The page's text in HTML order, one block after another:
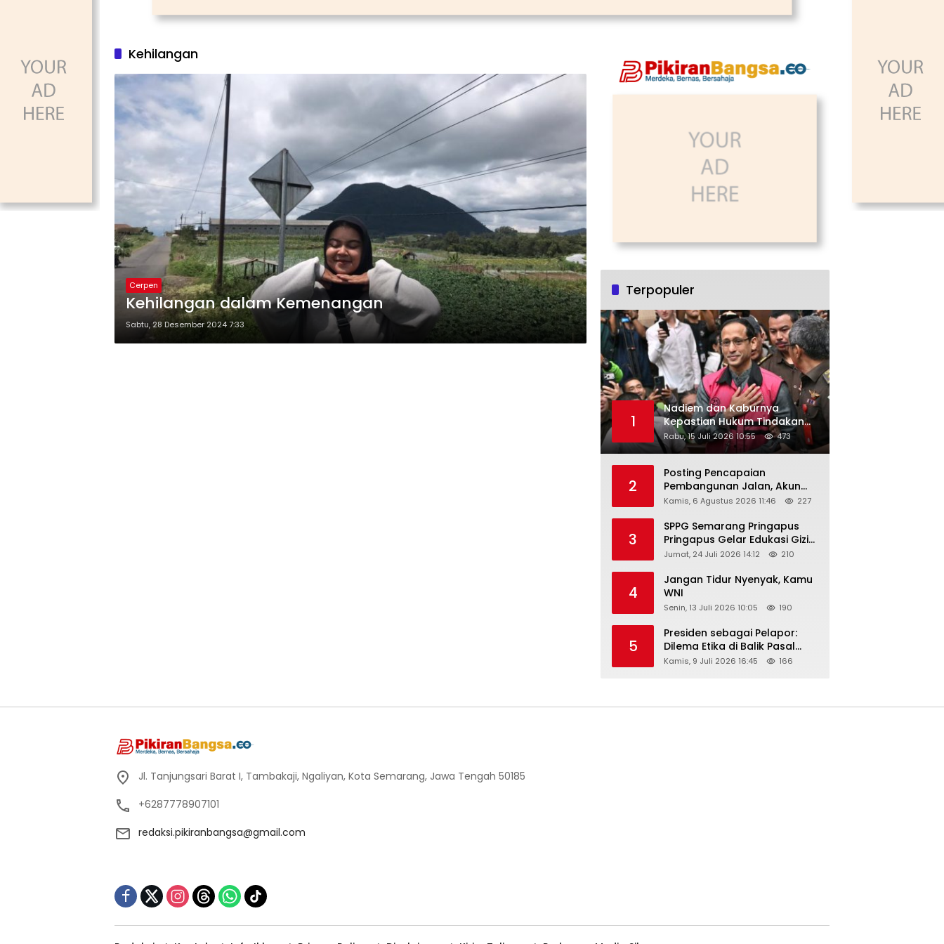
Kehilangan
Cerpen
Kehilangan dalam Kemenangan
Sabtu, 28 Desember 2024 7:33
Terpopuler
1
Nadiem dan Kaburnya
Kepastian Hukum Tindakan
Pejabat Publik
Rabu, 15 Juli 2026 10:55 473
2
Posting Pencapaian
Pembangunan Jalan, Akun
Facebook Pemerintah
“Dirujak” Warganet
Kamis, 6 Agustus 2026 11:46 227
3
SPPG Semarang Pringapus
Pringapus Gelar Edukasi Gizi
di PAUD Bina Balita Peringati
Jumat, 24 Juli 2026 14:12 210
4
Jangan Tidur Nyenyak, Kamu
WNI
Senin, 13 Juli 2026 10:05 190
5
Presiden sebagai Pelapor:
Dilema Etika di Balik Pasal
218–220 KUHP
Kamis, 9 Juli 2026 16:45 166
Jl. Tanjungsari Barat I, Tambakaji, Ngaliyan, Kota Semarang, Jawa Tengah 50185
+6287778907101
redaksi.pikiranbangsa@gmail.com